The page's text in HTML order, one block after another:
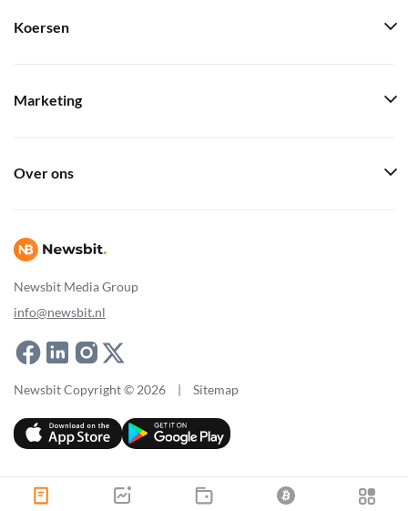
Newsbit Media Group
info@newsbit.nl
Koersen
Marketing
Over ons
Newsbit Copyright © 2026 | Sitemap